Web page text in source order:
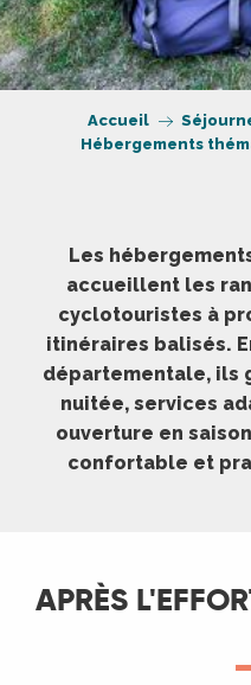
Accueil
Hébergements
Les
accueillent les
cyclotouristes à
itinéraires balisés.
départementale, ils
nuitée, services
ouverture en
confortable et
APRÈS